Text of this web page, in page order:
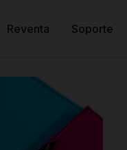
Reventa Soporte